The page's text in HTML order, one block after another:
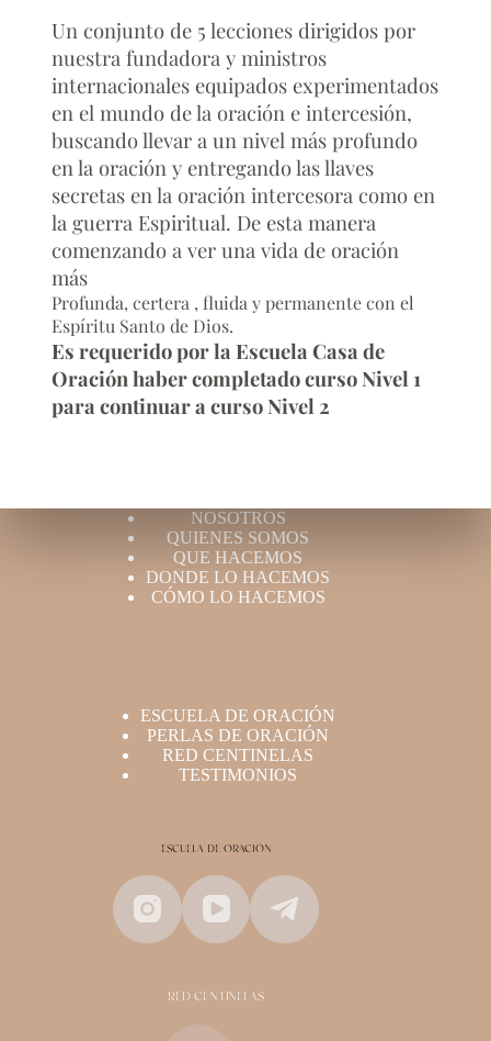
Un conjunto de 5 lecciones dirigidos por
nuestra fundadora y ministros
internacionales equipados experimentados
en el mundo de la oración e intercesión,
buscando llevar a un nivel más profundo
en la oración y entregando las llaves
secretas en la oración intercesora como en
la guerra Espiritual. De esta manera
comenzando a ver una vida de oración
más
Profunda, certera , fluida y permanente con el
Espíritu Santo de Dios.
Es requerido por la Escuela Casa de
Oración haber completado curso Nivel 1
para continuar a curso Nivel 2
NOSOTROS
QUIENES SOMOS
QUE HACEMOS
DONDE LO HACEMOS
CÓMO LO HACEMOS
ESCUELA DE ORACIÓN
PERLAS DE ORACIÓN
RED CENTINELAS
TESTIMONIOS
ESCUELA DE ORACIÓN
RED CENTINELAS